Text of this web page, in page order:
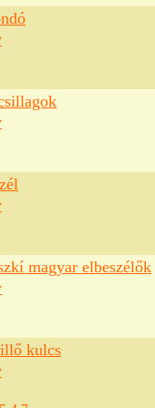
magyar elbeszélők
kulcs